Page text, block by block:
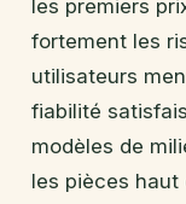
les premiers
fortement les
utilisateurs
fiabilité
modèles de
les pièces haut